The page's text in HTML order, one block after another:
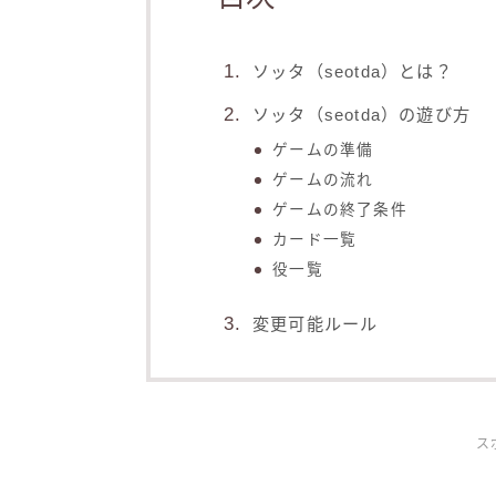
ソッタ（seotda）とは？
ソッタ（seotda）の遊び方
ゲームの準備
ゲームの流れ
ゲームの終了条件
カード一覧
役一覧
変更可能ルール
ス